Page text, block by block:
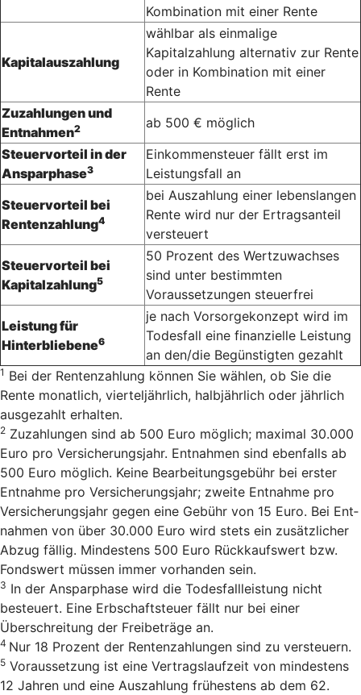
Kombination mit einer Rente
Kapitalauszahlung
wählbar als einmalige
Kapitalzahlung alternativ zur Rente
oder in Kombination mit einer
Rente
Zuzahlungen und
Entnahmen2
ab 500 € möglich
Steuervorteil in der
Ansparphase3
Einkommensteuer fällt erst im
Leistungsfall an
Steuervorteil bei
Rentenzahlung4
bei Auszahlung einer lebenslangen
Rente wird nur der Ertragsanteil
versteuert
Steuervorteil bei
Kapitalzahlung5
50 Prozent des Wertzuwachses
sind unter bestimmten
Voraussetzungen steuerfrei
Leistung für
Hinterbliebene6
je nach Vorsorgekonzept wird im
Todesfall eine finanzielle Leistung
an den/die Begünstigten gezahlt
1 Bei der Rentenzahlung können Sie wählen, ob Sie die
Rente monatlich, vierteljährlich, halbjährlich oder jährlich
ausgezahlt erhalten.
2 Zu­zah­lun­gen sind ab 500 Euro mög­lich; ma­xi­mal 30.000
Euro pro Ver­si­cherungs­jahr. Ent­nah­men sind eben­falls ab
500 Euro mög­lich. Keine Bearbeitungsgebühr bei erster
Entnahme pro Versicherungsjahr; zweite Entnahme pro
Versicherungsjahr gegen eine Gebühr von 15 Euro. Bei Ent­
nah­men von über 30.000 Euro wird stets ein zu­sätz­li­cher
Ab­zug fäl­lig. Min­des­tens 500 Euro Rück­kaufs­wert bzw.
Fonds­wert müs­sen immer vor­han­den sein.
3 In der Ansparphase wird die Todesfallleistung nicht
besteuert. Eine Erbschaftsteuer fällt nur bei einer
Überschreitung der Freibeträge an.
4 Nur 18 Pro­zent der Ren­ten­zah­lun­gen sind zu versteu­ern.
5 Voraussetzung ist eine Vertrags­laufzeit von mindestens
12 Jahren und eine Auszahlung frühestens ab dem 62.